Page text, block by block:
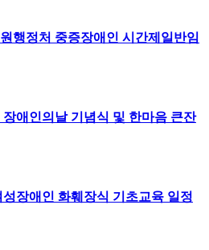
행정처 중증장애인 시간제일반임
장애인의날 기념식 및 한마음 큰잔
성장애인 화훼장식 기초교육 일정